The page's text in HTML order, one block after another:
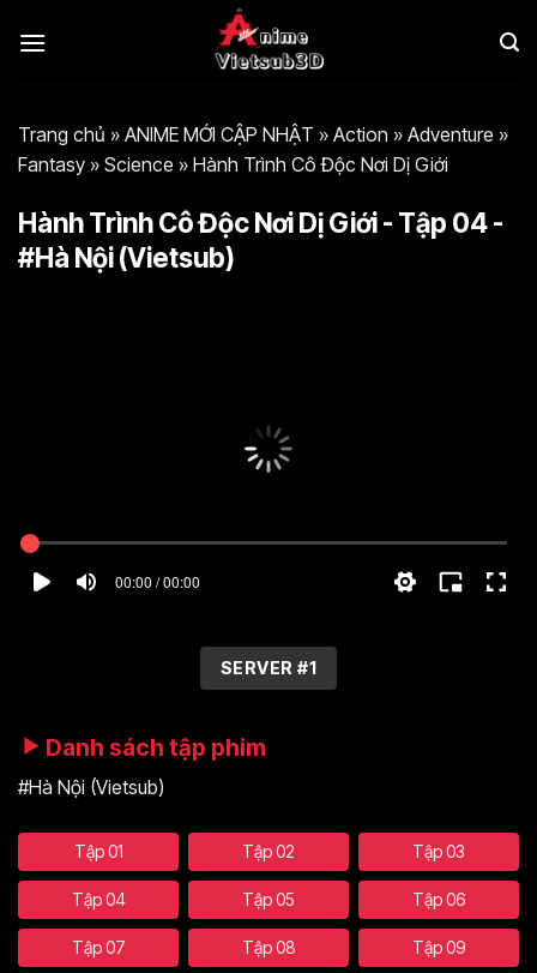
qua
Trang chủ » ANIME MỚI CẬP NHẬT » Action » Adventure »
Fantasy » Science » Hành Trình Cô Độc Nơi Dị Giới
Hành Trình Cô Độc Nơi Dị Giới - Tập 04 -
#Hà Nội (Vietsub)
00:00 / 00:00
SERVER #1
Danh sách tập phim
#Hà Nội (Vietsub)
Tập 01 Tập 02 Tập 03
Tập 04 Tập 05 Tập 06
Tập 07 Tập 08 Tập 09